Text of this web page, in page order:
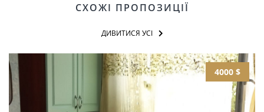
СХОЖІ ПРОПОЗИЦІЇ
ДИВИТИСЯ УСІ
4000 $